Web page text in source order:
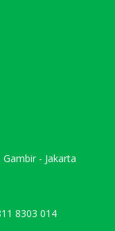
- Jakarta
8303 014